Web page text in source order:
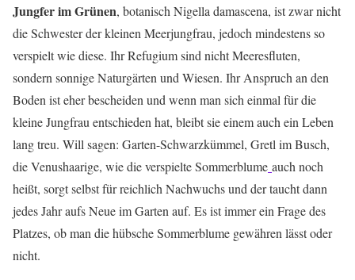
Jungfer im Grünen, botanisch Nigella damascena, ist zwar nicht
die Schwester der kleinen Meerjungfrau, jedoch mindestens so
verspielt wie diese. Ihr Refugium sind nicht Meeresfluten,
sondern sonnige Naturgärten und Wiesen. Ihr Anspruch an den
Boden ist eher bescheiden und wenn man sich einmal für die
kleine Jungfrau entschieden hat, bleibt sie einem auch ein Leben
lang treu. Will sagen: Garten-Schwarzkümmel, Gretl im Busch,
die Venushaarige, wie die verspielte Sommerblume auch noch
heißt, sorgt selbst für reichlich Nachwuchs und der taucht dann
jedes Jahr aufs Neue im Garten auf. Es ist immer ein Frage des
Platzes, ob man die hübsche Sommerblume gewähren lässt oder
nicht.